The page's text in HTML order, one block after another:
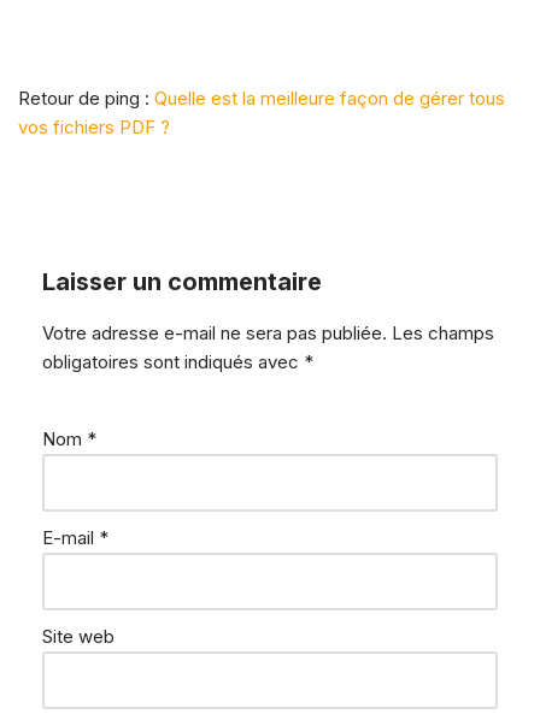
Retour de ping : Quelle est la meilleure façon de gérer tous
vos fichiers PDF ?
Laisser un commentaire
Votre adresse e-mail ne sera pas publiée. Les champs
obligatoires sont indiqués avec *
Nom *
E-mail *
Site web